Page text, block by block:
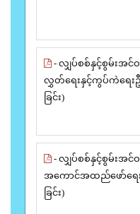
- လျှပ်စစ်နှင့်စွမ်းအင်
လွှတ်ရေးနှင့်ကွပ်ကဲရေးဦ
ခြင်း)
- လျှပ်စစ်နှင့်စွမ်းအင်ဝ
အကောင်အထည်ဖော်ရေး
ခြင်း)